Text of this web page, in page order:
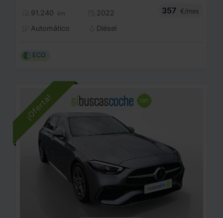
91.240 km
2022
Automático
Diésel
357
€/mes
ECO